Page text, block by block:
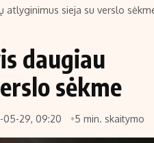
elektrinės
atlyginimus sieja su verslo
daugiau
sėkme
05-29, 09:20 5 min. skaitymo